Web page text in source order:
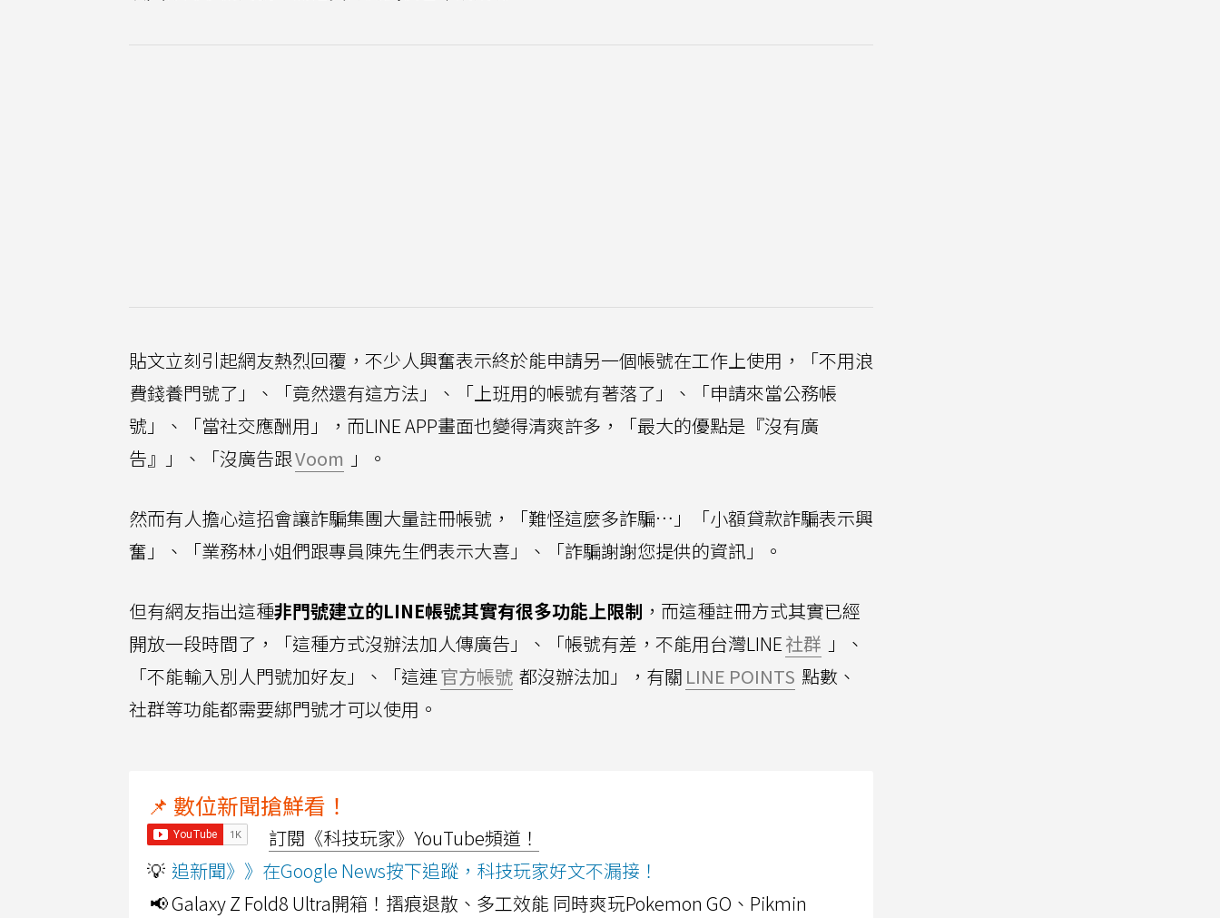
貼文立刻引起網友熱烈回覆，不少人興奮表示終於能申請另一個帳號在工作上使用，「不用浪
費錢養門號了」、「竟然還有這方法」、「上班用的帳號有著落了」、「申請來當公務帳
號」、「當社交應酬用」，而LINE APP畫面也變得清爽許多，「最大的優點是『沒有廣
告』」、「沒廣告跟Voom 」。
然而有人擔心這招會讓詐騙集團大量註冊帳號，「難怪這麼多詐騙…」「小額貸款詐騙表示興
奮」、「業務林小姐們跟專員陳先生們表示大喜」、「詐騙謝謝您提供的資訊」。
但有網友指出這種非門號建立的LINE帳號其實有很多功能上限制 ，而這種註冊方式其實已經
開放一段時間了，「這種方式沒辦法加人傳廣告」、「帳號有差，不能用台灣LINE社群 」、
「不能輸入別人門號加好友」、「這連官方帳號 都沒辦法加」，有關 LINE POINTS 點數、
社群等功能都需要綁門號才可以使用。
📌 數位新聞搶鮮看！
訂閱《科技玩家》YouTube頻道！
💡 追新聞》》在Google News按下追蹤，科技玩家好文不漏接！
📢 Galaxy Z Fold8 Ultra開箱！摺痕退散、多工效能 同時爽玩Pokemon GO、Pikmin